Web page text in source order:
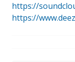
https://
https://